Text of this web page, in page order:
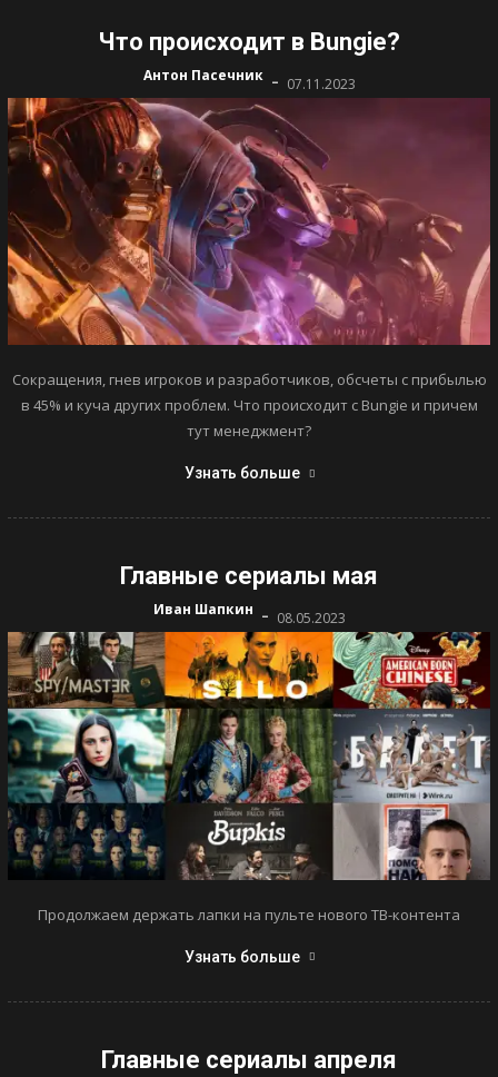
Что происходит в Bungie?
Антон Пасечник - 07.11.2023
Сокращения, гнев игроков и разработчиков, обсчеты с прибылью
в 45% и куча других проблем. Что происходит с Bungie и причем
тут менеджмент?
Узнать больше
Главные сериалы мая
Иван Шапкин - 08.05.2023
Продолжаем держать лапки на пульте нового ТВ-контента
Узнать больше
Главные сериалы апреля